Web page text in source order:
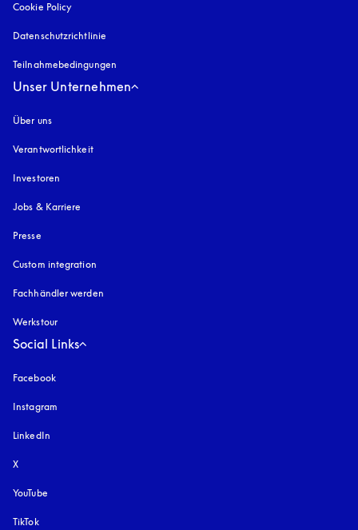
Cookie Policy
Datenschutzrichtlinie
Teilnahmebedingungen
Unser Unternehmen
Über uns
Verantwortlichkeit
Investoren
Jobs & Karriere
Presse
Custom integration
Fachhändler werden
Werkstour
Social Links
Facebook
Instagram
LinkedIn
X
YouTube
TikTok